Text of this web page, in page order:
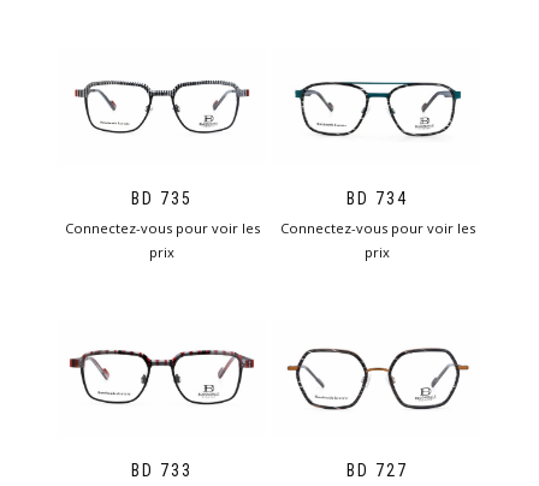
BD 735
Connectez-vous pour voir les
prix
BD 734
Connectez-vous pour voir les
prix
BD 733 BD 727